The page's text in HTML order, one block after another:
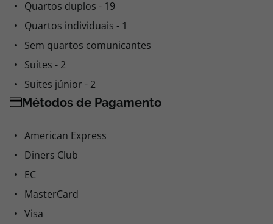
Quartos duplos - 19
Quartos individuais - 1
Sem quartos comunicantes
Suites - 2
Suites júnior - 2
Métodos de Pagamento
American Express
Diners Club
EC
MasterCard
Visa